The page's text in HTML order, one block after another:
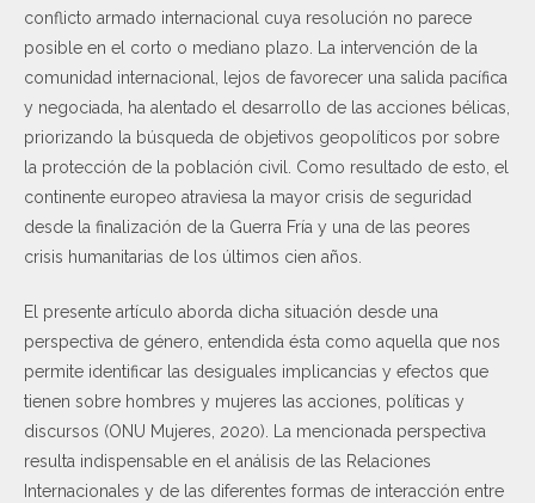
conflicto armado internacional cuya resolución no parece
posible en el corto o mediano plazo. La intervención de la
comunidad internacional, lejos de favorecer una salida pacífica
y negociada, ha alentado el desarrollo de las acciones bélicas,
priorizando la búsqueda de objetivos geopolíticos por sobre
la protección de la población civil. Como resultado de esto, el
continente europeo atraviesa la mayor crisis de seguridad
desde la finalización de la Guerra Fría y una de las peores
crisis humanitarias de los últimos cien años.
El presente artículo aborda dicha situación desde una
perspectiva de género, entendida ésta como aquella que nos
permite identificar las desiguales implicancias y efectos que
tienen sobre hombres y mujeres las acciones, políticas y
discursos (ONU Mujeres, 2020). La mencionada perspectiva
resulta indispensable en el análisis de las Relaciones
Internacionales y de las diferentes formas de interacción entre